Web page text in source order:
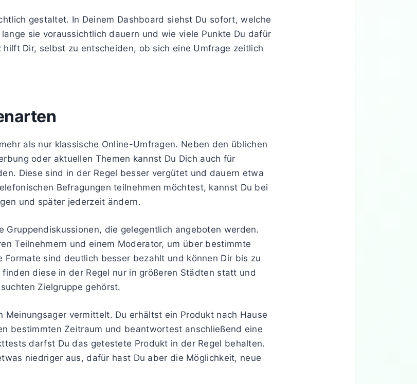
gestaltet. In Deinem Dashboard siehst Du sofort, welche
sie voraussichtlich dauern und wie viele Punkte Du dafür
hilft Dir, selbst zu entscheiden, ob sich eine Umfrage zeitlich
als nur klassische Online-Umfragen. Neben den üblichen
oder aktuellen Themen kannst Du Dich auch für
Diese sind in der Regel besser vergütet und dauern etwa
Befragungen teilnehmen möchtest, kannst Du bei
und später jederzeit ändern.
Gruppendiskussionen, die gelegentlich angeboten werden.
Teilnehmern und einem Moderator, um über bestimmte
Formate sind deutlich besser bezahlt und können Dir bis zu
diese in der Regel nur in größeren Städten statt und
Zielgruppe gehörst.
Meinungsager vermittelt. Du erhältst ein Produkt nach Hause
bestimmten Zeitraum und beantwortest anschließend eine
darfst Du das getestete Produkt in der Regel behalten.
niedriger aus, dafür hast Du aber die Möglichkeit, neue